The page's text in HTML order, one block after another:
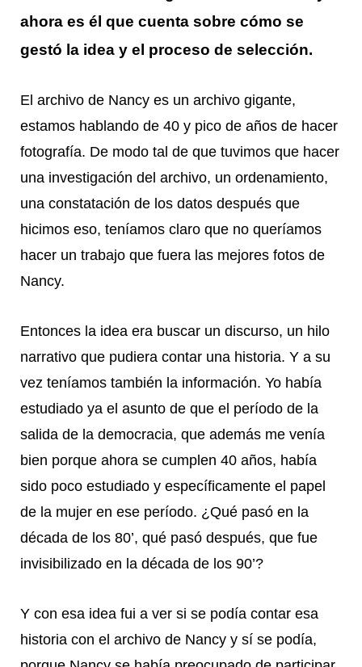
ahora es él que cuenta sobre cómo se
gestó la idea y el proceso de selección.
El archivo de Nancy es un archivo gigante,
estamos hablando de 40 y pico de años de hacer
fotografía. De modo tal de que tuvimos que hacer
una investigación del archivo, un ordenamiento,
una constatación de los datos después que
hicimos eso, teníamos claro que no queríamos
hacer un trabajo que fuera las mejores fotos de
Nancy.
Entonces la idea era buscar un discurso, un hilo
narrativo que pudiera contar una historia. Y a su
vez teníamos también la información. Yo había
estudiado ya el asunto de que el período de la
salida de la democracia, que además me venía
bien porque ahora se cumplen 40 años, había
sido poco estudiado y específicamente el papel
de la mujer en ese período. ¿Qué pasó en la
década de los 80’, qué pasó después, que fue
invisibilizado en la década de los 90’?
Y con esa idea fui a ver si se podía contar esa
historia con el archivo de Nancy y sí se podía,